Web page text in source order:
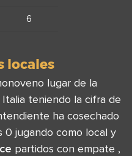
6
locales
lugar de la
teniendo la cifra de
ha cosechado
0 jugando como local y
partidos con empate ,